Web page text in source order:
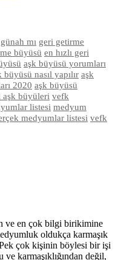
mı geri getirme
büyüsü en hızlı geri
aşk büyüsü yorumları
büyüsü nasıl yapılır aşk
2020 aşk büyüsü
aşk büyüleri vefk
listesi medyum
medyumlar listesi vefk
ve en çok bilgi birikimine
oldukça karmaşık
çok kişinin böylesi bir işi
karmaşıklığından değil,